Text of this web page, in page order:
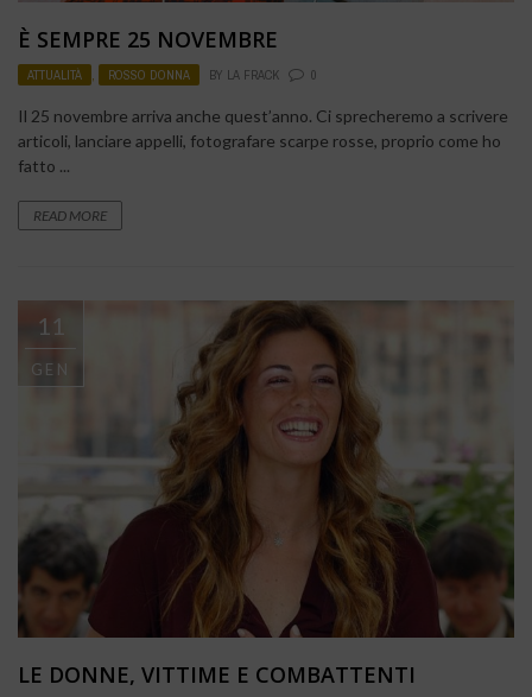
È SEMPRE 25 NOVEMBRE
ATTUALITÀ , ROSSO DONNA BY LA FRACK 0
Il 25 novembre arriva anche quest’anno. Ci sprecheremo a scrivere
articoli, lanciare appelli, fotografare scarpe rosse, proprio come ho
fatto ...
READ MORE
11
GEN
LE DONNE, VITTIME E COMBATTENTI